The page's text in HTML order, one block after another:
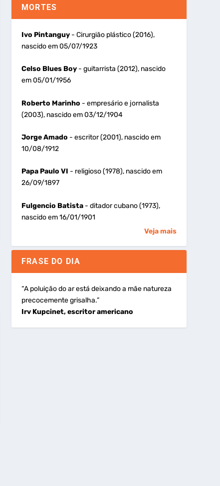
MORTES
Ivo Pintanguy- Cirurgião plástico (2016),
nascido em 05/07/1923
Celso Blues Boy- guitarrista (2012), nascido
em 05/01/1956
Roberto Marinho - empresário e jornalista
(2003), nascido em 03/12/1904
Jorge Amado - escritor (2001), nascido em
10/08/1912
Papa Paulo VI - religioso (1978), nascido em
26/09/1897
Fulgencio Batista- ditador cubano (1973),
nascido em 16/01/1901
Veja mais
FRASE DO DIA
“A poluição do ar está deixando a mãe natureza
precocemente grisalha.”
Irv Kupcinet, escritor americano